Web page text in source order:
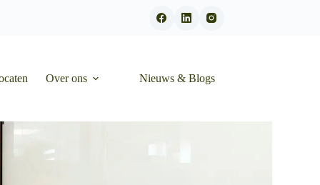
Over ons Nieuws & Blogs